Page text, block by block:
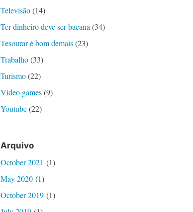
Televisão(14)
Ter dinheiro deve ser bacana(34)
Tesourar é bom demais(23)
Trabalho(33)
Turismo(22)
Video games(9)
Youtube(22)
Arquivo
October 2021 (1)
May 2020(1)
October 2019(1)